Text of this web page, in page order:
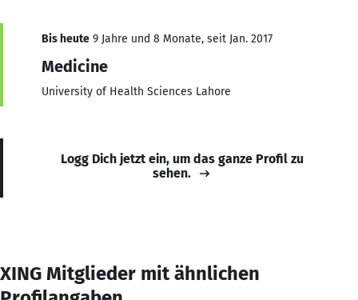
Bis heute 9 Jahre und 8 Monate, seit Jan. 2017
Medicine
University of Health Sciences Lahore
Logg Dich jetzt ein, um das ganze Profil zu
sehen.
XING Mitglieder mit ähnlichen